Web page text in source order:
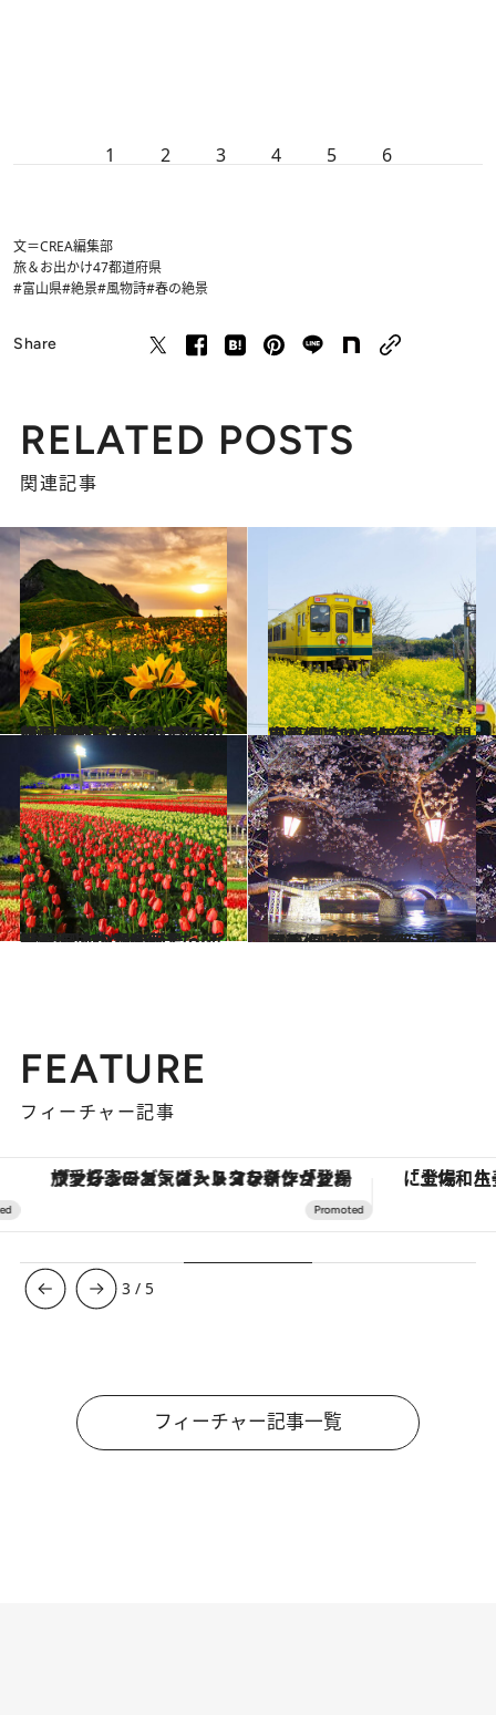
1 2 3 4 5 6
文＝CREA編集部
旅＆お出かけ47都道府県
#富山県#絶景#風物詩#春の絶景
Share
RELATED POSTS
関連記事
2025.4.6
【画像】いつか行きたい！ 日本の春の絶景 ～中部・北陸篇～（2025年版）
旅＆お出かけ 2025.4.5
【画像】いつか行きたい！ 日本の春の絶景 ～関東篇～（2025年版）
旅＆お出かけ
2025.3.30
【画像】いつか行きたい！ 日本の春の絶景 ～近畿篇～（2025年版）
旅＆お出かけ 2025.3.29
【画像】いつか行きたい！ 日本の春の絶景 ～中国篇～（2025年版）
旅＆お出かけ
FEATURE
フィーチャー記事
ヴァシュロン・コンスタンタン「オーヴァーシーズ・オートマティック」。旅愛好家のお気に入りコレクションから、ジェンダーレスな新作が登場
3 / 5
フィーチャー記事一覧